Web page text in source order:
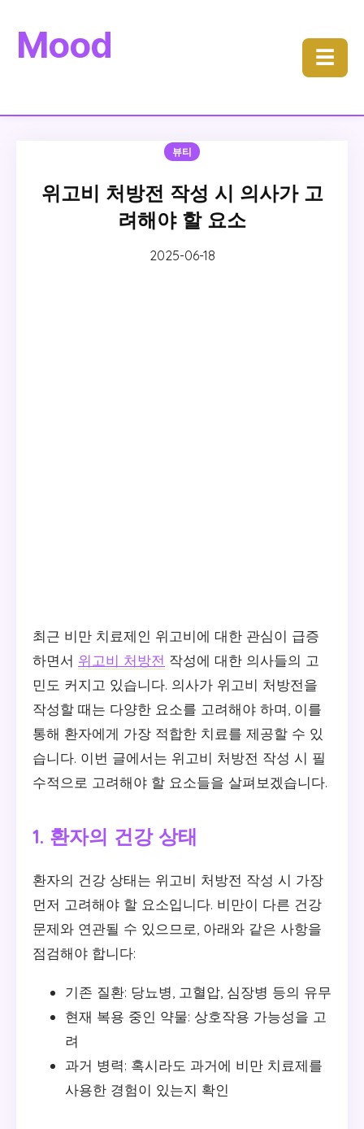
Mood ☰
뷰티
위고비 처방전 작성 시 의사가 고
려해야 할 요소
2025-06-18
최근 비만 치료제인 위고비에 대한 관심이 급증
하면서 위고비 처방전 작성에 대한 의사들의 고
민도 커지고 있습니다. 의사가 위고비 처방전을
작성할 때는 다양한 요소를 고려해야 하며, 이를
통해 환자에게 가장 적합한 치료를 제공할 수 있
습니다. 이번 글에서는 위고비 처방전 작성 시 필
수적으로 고려해야 할 요소들을 살펴보겠습니다.
1. 환자의 건강 상태
환자의 건강 상태는 위고비 처방전 작성 시 가장
먼저 고려해야 할 요소입니다. 비만이 다른 건강
문제와 연관될 수 있으므로, 아래와 같은 사항을
점검해야 합니다:
기존 질환: 당뇨병, 고혈압, 심장병 등의 유무
현재 복용 중인 약물: 상호작용 가능성을 고
려
과거 병력: 혹시라도 과거에 비만 치료제를
사용한 경험이 있는지 확인